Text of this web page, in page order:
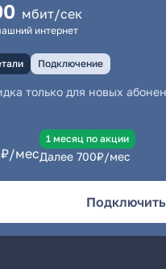
мбит/сек
интернет
Подключение
только для новых
₽/мес
1 месяц по акции
Далее 700₽/мес
Подключить